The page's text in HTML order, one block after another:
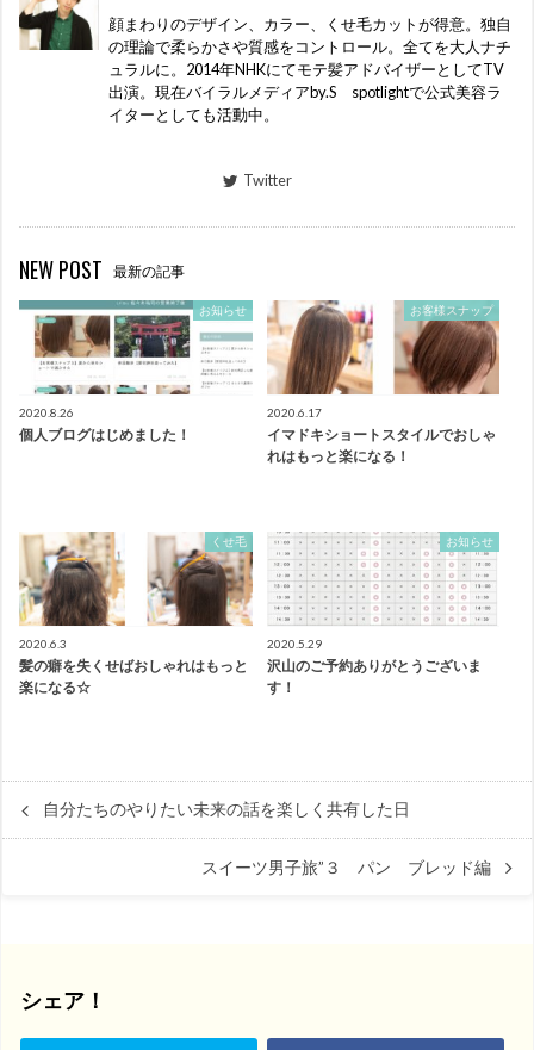
顔まわりのデザイン、カラー、くせ毛カットが得意。独自
の理論で柔らかさや質感をコントロール。全てを大人ナチ
ュラルに。2014年NHKにてモテ髪アドバイザーとしてTV
出演。現在バイラルメディアby.S spotlightで公式美容ラ
イターとしても活動中。
Twitter
NEW POST 最新の記事
お知らせ
2020.8.26
個人ブログはじめました！
お客様スナップ
2020.6.17
イマドキショートスタイルでおしゃ
れはもっと楽になる！
くせ毛
2020.6.3
髪の癖を失くせばおしゃれはもっと
楽になる☆
お知らせ
2020.5.29
沢山のご予約ありがとうございま
す！
自分たちのやりたい未来の話を楽しく共有した日
スイーツ男子旅”３ パン ブレッド編
シェア！